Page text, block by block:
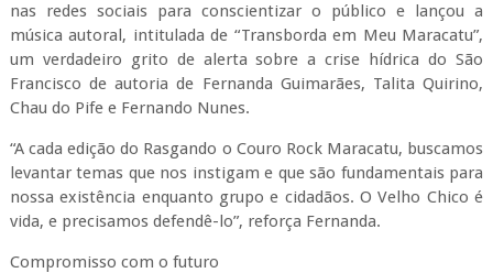
nas redes sociais para conscientizar o público e lançou a
música autoral, intitulada de “Transborda em Meu Maracatu”,
um verdadeiro grito de alerta sobre a crise hídrica do São
Francisco de autoria de Fernanda Guimarães, Talita Quirino,
Chau do Pife e Fernando Nunes.
“A cada edição do Rasgando o Couro Rock Maracatu, buscamos
levantar temas que nos instigam e que são fundamentais para
nossa existência enquanto grupo e cidadãos. O Velho Chico é
vida, e precisamos defendê-lo”, reforça Fernanda.
Compromisso com o futuro